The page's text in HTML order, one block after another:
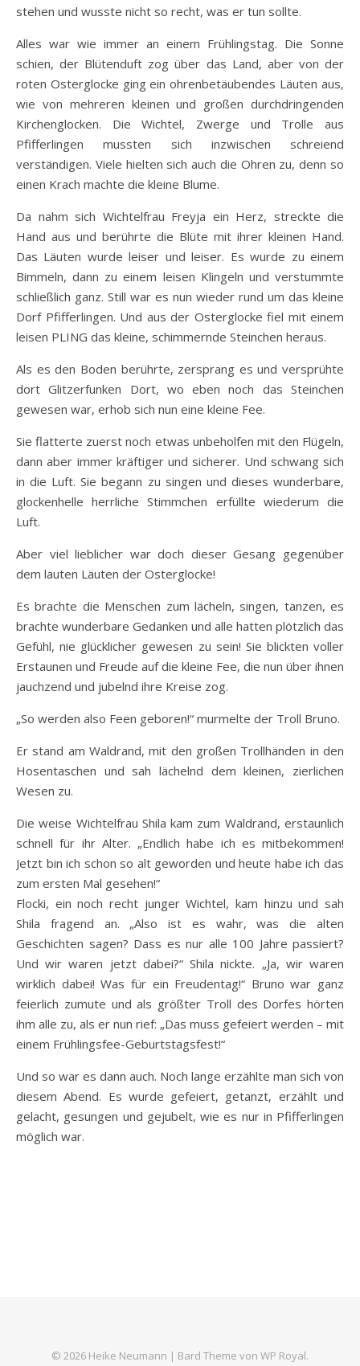
stehen und wusste nicht so recht, was er tun sollte.
Alles war wie immer an einem Frühlingstag. Die Sonne
schien, der Blütenduft zog über das Land, aber von der
roten Osterglocke ging ein ohrenbetäubendes Läuten aus,
wie von mehreren kleinen und großen durchdringenden
Kirchenglocken. Die Wichtel, Zwerge und Trolle aus
Pfifferlingen mussten sich inzwischen schreiend
verständigen. Viele hielten sich auch die Ohren zu, denn so
einen Krach machte die kleine Blume.
Da nahm sich Wichtelfrau Freyja ein Herz, streckte die
Hand aus und berührte die Blüte mit ihrer kleinen Hand.
Das Läuten wurde leiser und leiser. Es wurde zu einem
Bimmeln, dann zu einem leisen Klingeln und verstummte
schließlich ganz. Still war es nun wieder rund um das kleine
Dorf Pfifferlingen. Und aus der Osterglocke fiel mit einem
leisen PLING das kleine, schimmernde Steinchen heraus.
Als es den Boden berührte, zersprang es und versprühte
dort Glitzerfunken Dort, wo eben noch das Steinchen
gewesen war, erhob sich nun eine kleine Fee.
Sie flatterte zuerst noch etwas unbeholfen mit den Flügeln,
dann aber immer kräftiger und sicherer. Und schwang sich
in die Luft. Sie begann zu singen und dieses wunderbare,
glockenhelle herrliche Stimmchen erfüllte wiederum die
Luft.
Aber viel lieblicher war doch dieser Gesang gegenüber
dem lauten Läuten der Osterglocke!
Es brachte die Menschen zum lächeln, singen, tanzen, es
brachte wunderbare Gedanken und alle hatten plötzlich das
Gefühl, nie glücklicher gewesen zu sein! Sie blickten voller
Erstaunen und Freude auf die kleine Fee, die nun über ihnen
jauchzend und jubelnd ihre Kreise zog.
„So werden also Feen geboren!“ murmelte der Troll Bruno.
Er stand am Waldrand, mit den großen Trollhänden in den
Hosentaschen und sah lächelnd dem kleinen, zierlichen
Wesen zu.
Die weise Wichtelfrau Shila kam zum Waldrand, erstaunlich
schnell für ihr Alter. „Endlich habe ich es mitbekommen!
Jetzt bin ich schon so alt geworden und heute habe ich das
zum ersten Mal gesehen!“
Flocki, ein noch recht junger Wichtel, kam hinzu und sah
Shila fragend an. „Also ist es wahr, was die alten
Geschichten sagen? Dass es nur alle 100 Jahre passiert?
Und wir waren jetzt dabei?“ Shila nickte. „Ja, wir waren
wirklich dabei! Was für ein Freudentag!“ Bruno war ganz
feierlich zumute und als größter Troll des Dorfes hörten
ihm alle zu, als er nun rief: „Das muss gefeiert werden – mit
einem Frühlingsfee-Geburtstagsfest!“
Und so war es dann auch. Noch lange erzählte man sich von
diesem Abend. Es wurde gefeiert, getanzt, erzählt und
gelacht, gesungen und gejubelt, wie es nur in Pfifferlingen
möglich war.
© 2026 Heike Neumann | Bard Theme von WP Royal.